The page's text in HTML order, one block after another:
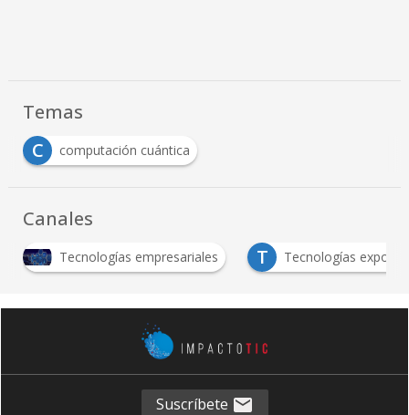
Temas
C
computación cuántica
Canales
empresariales T Tecnologías exponenciales
Suscríbete